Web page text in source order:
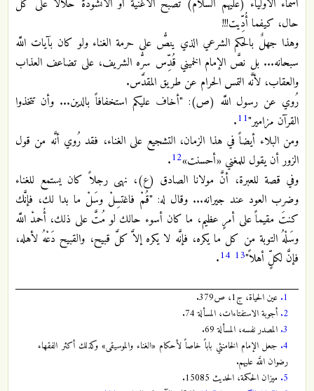
أسماء الأولياء (عليهم السلام) تُصبح الأغنية أو الأنشودة حلالاً على كل
حال، كيفما أُدِّيت!!!‏
وهذا جهلٌ بالحكم الشرعي الذي ينصُّ على حرمة الغناء ولو كان بآيات اللَّه
سبحانه... بل نصَّ الإمام الخميني قُدِّس سرُّه الشريف، على تضاعف العذاب
والعقاب، لأنَّه التمس الحرام عن طريق المقدَّس.‏
رُوي عن رسول اللَّه (ص): "أخاف عليكم استخفافاً بالدين... وأن تتخذوا
القرآن مزامير"11
.‏
ومن البلاء أيضاً في هذا الزمان، التشجيع على الغناء، فقد رُوي أنَّه من قول
الزور أن يقول للمغني «أحسنت»12
.‏
وفي قصة للعبرة، أنَّ مولانا الصادق (ع)، نهى رجلاً كان يستمع للغناء
وضرب العود عند جيرانه... وقال له: "قُمْ فاغتسِلْ وسَلْ ما بدا لك، فإنَّك
كنتَ مقيماً على أمرٍ عظيم، ما كان أسوء حالك لو مُتَّ على ذلك، أُحمدْ اللَّه
وسَلْهُ التوبة من كل ما يكره، فإنَّه لا يكره إلاَّ كلَّ قبيح، والقبيح دَعْهُ لأهله،
فإنَّ لكلٍّ أهلاً"13
14
.
1. عين الحياة، ج‏1، ص‏379.‏
2. أجوبة الاستفتاءات، المسألة 74.‏
3. المصدر نفسه، المسألة 69.‏
4. جعل الإمام الخامنئي باباً خاصاً لأحكام «الغناء والموسيقى» وكذلك أكثر الفقهاء
رضوان اللَّه عليهم.‏
5. ميزان الحكمة، الحديث 15085.‏